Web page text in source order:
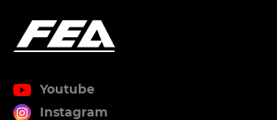
Youtube
Instagram